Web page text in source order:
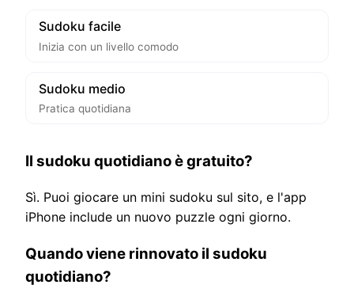
Sudoku facile
Inizia con un livello comodo
Sudoku medio
Pratica quotidiana
Il sudoku quotidiano è gratuito?
Sì. Puoi giocare un mini sudoku sul sito, e l'app
iPhone include un nuovo puzzle ogni giorno.
Quando viene rinnovato il sudoku
quotidiano?